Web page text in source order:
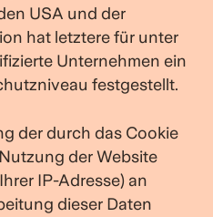
USA und der
hat letztere für unter
Unternehmen ein
festgestellt.
der durch das Cookie
der Website
IP-Adresse) an
dieser Daten